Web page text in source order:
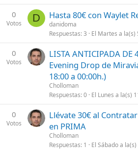
0
Votos D Hasta 80€ con Waylet
danidoma
Respuestas 3 El Martes a la(s)
0
Votos
LISTA ANTICIPADA DE
Evening Drop de
18:00 a 00:00h.)
Cholloman
Respuestas 0 El Lunes a la(s)
0
Votos
Llévate 30€ al
en PRIMA
Cholloman
Respuestas 1 El Sábado a